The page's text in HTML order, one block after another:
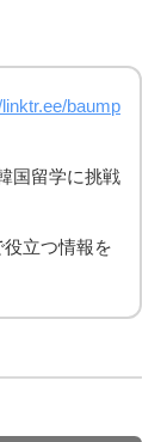
baump
国留学に挑戦
立つ情報を